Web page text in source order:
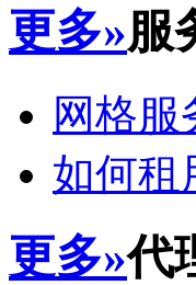
更多»服
网格服
如何租
更多»代